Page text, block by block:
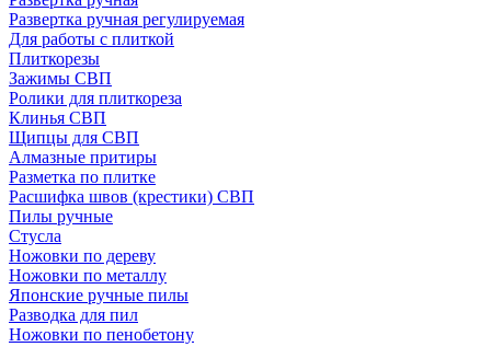
Развертка ручная регулируемая
Для работы с плиткой
Плиткорезы
Зажимы СВП
Ролики для плиткореза
Клинья СВП
Щипцы для СВП
Алмазные притиры
Разметка по плитке
Расшифка швов (крестики) СВП
Пилы ручные
Стусла
Ножовки по дереву
Ножовки по металлу
Японские ручные пилы
Разводка для пил
Ножовки по пенобетону